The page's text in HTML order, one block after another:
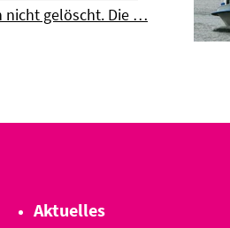
nicht gelöscht. Die …
Aktuelles